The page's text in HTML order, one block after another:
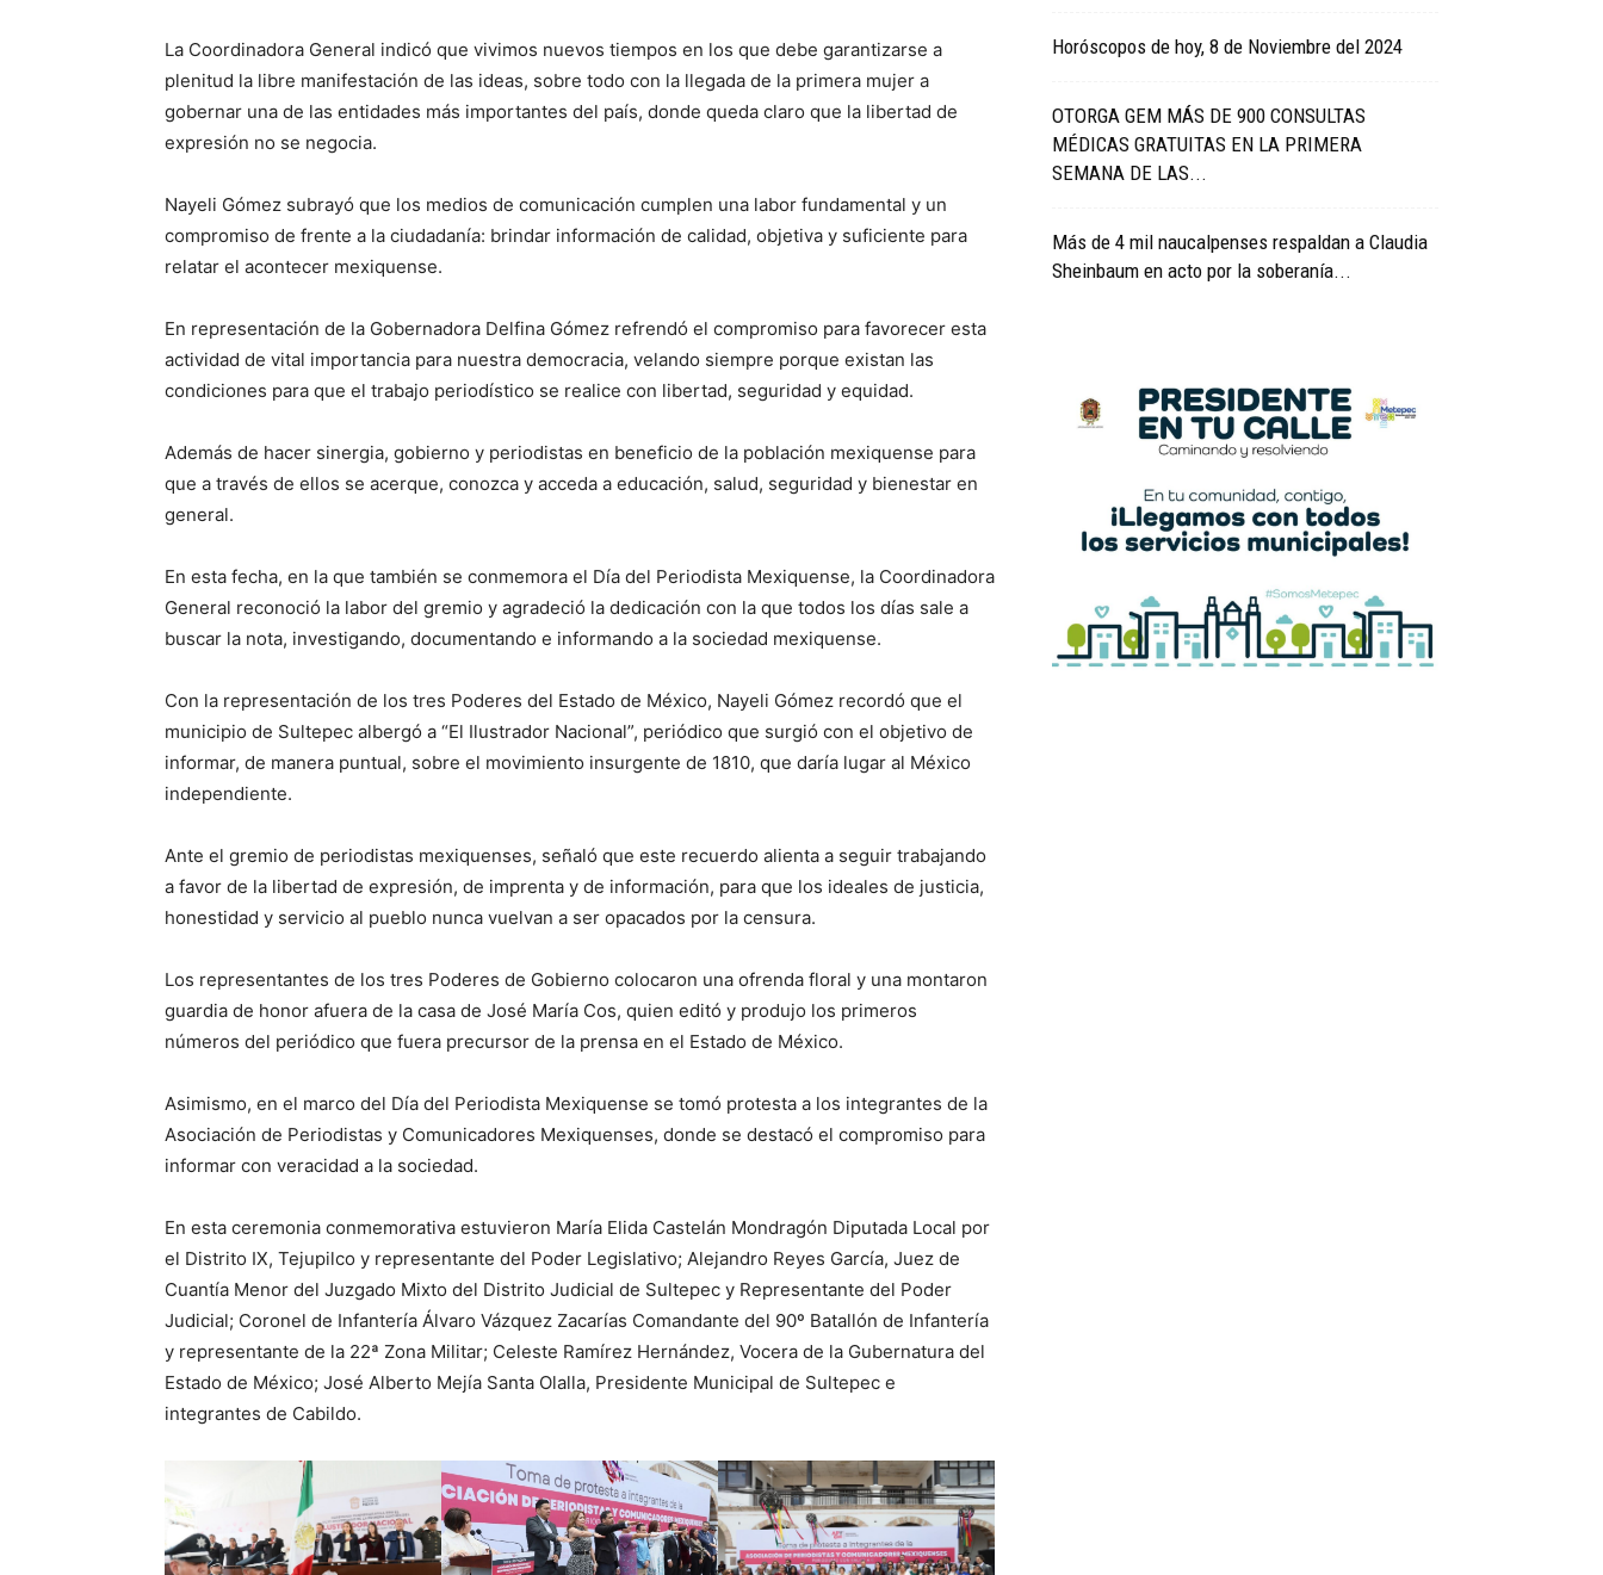
La Coordinadora General indicó que vivimos nuevos tiempos en los que debe garantizarse a
plenitud la libre manifestación de las ideas, sobre todo con la llegada de la primera mujer a
gobernar una de las entidades más importantes del país, donde queda claro que la libertad de
expresión no se negocia.
Nayeli Gómez subrayó que los medios de comunicación cumplen una labor fundamental y un
compromiso de frente a la ciudadanía: brindar información de calidad, objetiva y suficiente para
relatar el acontecer mexiquense.
En representación de la Gobernadora Delfina Gómez refrendó el compromiso para favorecer esta
actividad de vital importancia para nuestra democracia, velando siempre porque existan las
condiciones para que el trabajo periodístico se realice con libertad, seguridad y equidad.
Además de hacer sinergia, gobierno y periodistas en beneficio de la población mexiquense para
que a través de ellos se acerque, conozca y acceda a educación, salud, seguridad y bienestar en
general.
En esta fecha, en la que también se conmemora el Día del Periodista Mexiquense, la Coordinadora
General reconoció la labor del gremio y agradeció la dedicación con la que todos los días sale a
buscar la nota, investigando, documentando e informando a la sociedad mexiquense.
Con la representación de los tres Poderes del Estado de México, Nayeli Gómez recordó que el
municipio de Sultepec albergó a “El Ilustrador Nacional”, periódico que surgió con el objetivo de
informar, de manera puntual, sobre el movimiento insurgente de 1810, que daría lugar al México
independiente.
Ante el gremio de periodistas mexiquenses, señaló que este recuerdo alienta a seguir trabajando
a favor de la libertad de expresión, de imprenta y de información, para que los ideales de justicia,
honestidad y servicio al pueblo nunca vuelvan a ser opacados por la censura.
Los representantes de los tres Poderes de Gobierno colocaron una ofrenda floral y una montaron
guardia de honor afuera de la casa de José María Cos, quien editó y produjo los primeros
números del periódico que fuera precursor de la prensa en el Estado de México.
Asimismo, en el marco del Día del Periodista Mexiquense se tomó protesta a los integrantes de la
Asociación de Periodistas y Comunicadores Mexiquenses, donde se destacó el compromiso para
informar con veracidad a la sociedad.
En esta ceremonia conmemorativa estuvieron María Elida Castelán Mondragón Diputada Local por
el Distrito IX, Tejupilco y representante del Poder Legislativo; Alejandro Reyes García, Juez de
Cuantía Menor del Juzgado Mixto del Distrito Judicial de Sultepec y Representante del Poder
Judicial; Coronel de Infantería Álvaro Vázquez Zacarías Comandante del 90º Batallón de Infantería
y representante de la 22ª Zona Militar; Celeste Ramírez Hernández, Vocera de la Gubernatura del
Estado de México; José Alberto Mejía Santa Olalla, Presidente Municipal de Sultepec e
integrantes de Cabildo.
Horóscopos de hoy, 8 de Noviembre del 2024
OTORGA GEM MÁS DE 900 CONSULTAS
MÉDICAS GRATUITAS EN LA PRIMERA
SEMANA DE LAS...
Más de 4 mil naucalpenses respaldan a Claudia
Sheinbaum en acto por la soberanía...